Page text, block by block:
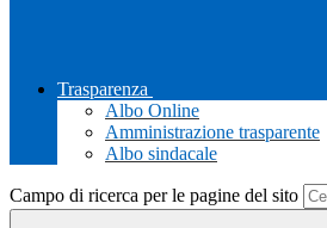
Trasparenza
Albo Online
Amministrazione trasparente
Albo sindacale
Campo di ricerca per le pagine del sito